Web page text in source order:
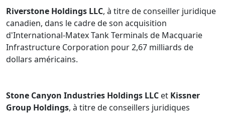
Riverstone Holdings LLC, à titre de conseiller juridique
canadien, dans le cadre de son acquisition
d'International-Matex Tank Terminals de Macquarie
Infrastructure Corporation pour 2,67 milliards de
dollars américains.
Stone Canyon Industries Holdings LLC et Kissner
Group Holdings, à titre de conseillers juridiques